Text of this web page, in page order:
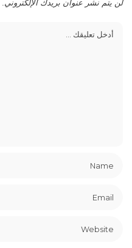
لن يتم نشر عنوان بريدك الإلكتروني.